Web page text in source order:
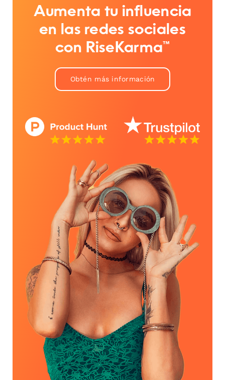
Aumenta tu influencia
en las redes sociales
con RiseKarma™
Obtén más información